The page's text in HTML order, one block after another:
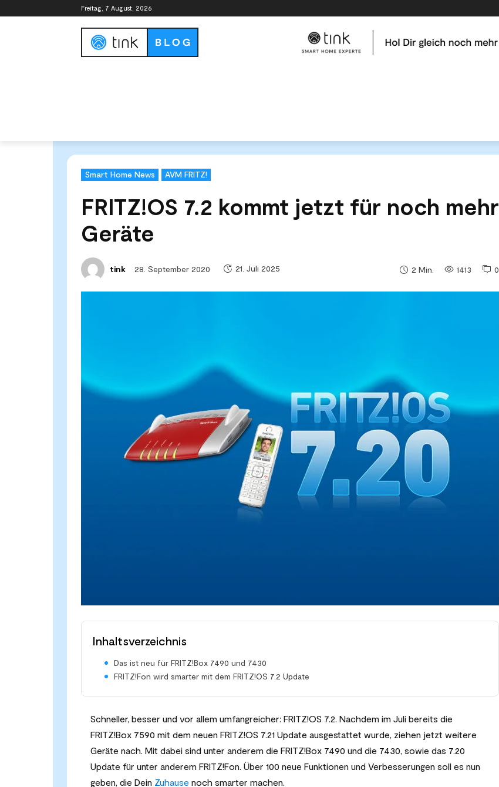
Freitag, 7 August, 2026
Smart Home News AVM FRITZ!
FRITZ!OS 7.2 kommt jetzt für noch mehr
Geräte
tink 28. September 2020 21. Juli 2025 0
1413
2 Min.
Inhaltsverzeichnis
Das ist neu für FRITZ!Box 7490 und 7430
FRITZ!Fon wird smarter mit dem FRITZ!OS 7.2 Update
Schneller, besser und vor allem umfangreicher: FRITZ!OS 7.2. Nachdem im Juli bereits die
FRITZ!Box 7590 mit dem neuen FRITZ!OS 7.21 Update ausgestattet wurde, ziehen jetzt weitere
Geräte nach. Mit dabei sind unter anderem die FRITZ!Box 7490 und die 7430, sowie das 7.20
Update für unter anderem FRITZ!Fon. Über 100 neue Funktionen und Verbesserungen soll es nun
geben, die Dein Zuhause noch smarter machen.